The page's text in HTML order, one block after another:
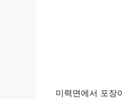
미력면에서 포장